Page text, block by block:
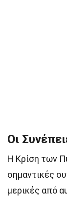
Οι
Η Κρίση των
σημαντικές
μερικές από